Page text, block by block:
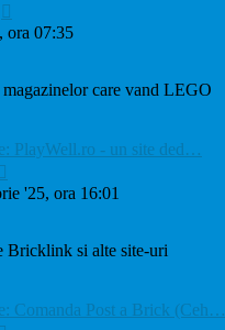
ultimul
ora 07:35
care vand LEGO
PlayWell.ro - un site ded…
ultimul
mesaj
'25, ora 16:01
Bricklink si alte site-uri
Comanda Post a Brick (Ceh…